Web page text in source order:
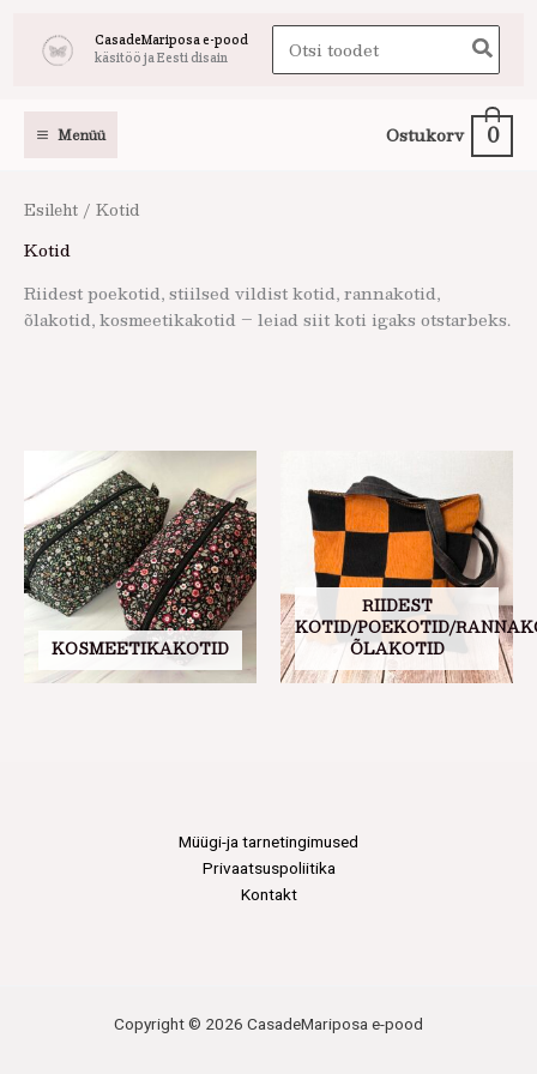
CasadeMariposa e-pood
käsitöö ja Eesti disain
Search
for:
Menüü Ostukorv 0
Esileht / Kotid
Kotid
Riidest poekotid, stiilsed vildist kotid, rannakotid,
õlakotid, kosmeetikakotid – leiad siit koti igaks otstarbeks.
KOSMEETIKAKOTID
RIIDEST
KOTID/POEKOTID/
ÕLAKOTID
Müügi-ja tarnetingimused
Privaatsuspoliitika
Kontakt
Copyright © 2026 CasadeMariposa e-pood